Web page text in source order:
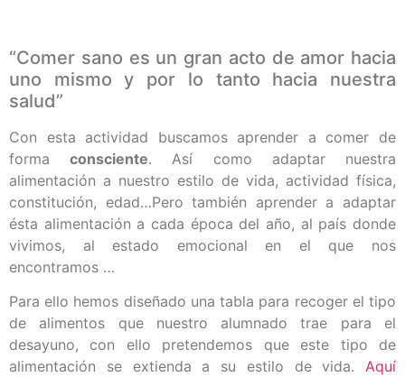
“Comer sano es un gran acto de amor hacia
uno mismo y por lo tanto hacia nuestra
salud”
Con esta actividad buscamos aprender a comer de
formaconsciente. Así como adaptar nuestra
alimentación a nuestro estilo de vida, actividad física,
constitución, edad…Pero también aprender a adaptar
ésta alimentación a cada época del año, al país donde
vivimos, al estado emocional en el que nos
encontramos …
Para ello hemos diseñado una tabla para recoger el tipo
de alimentos que nuestro alumnado trae para el
desayuno, con ello pretendemos que este tipo de
alimentación se extienda a su estilo de vida. Aquí